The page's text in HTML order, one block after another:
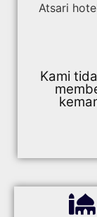
Atsari
Kami